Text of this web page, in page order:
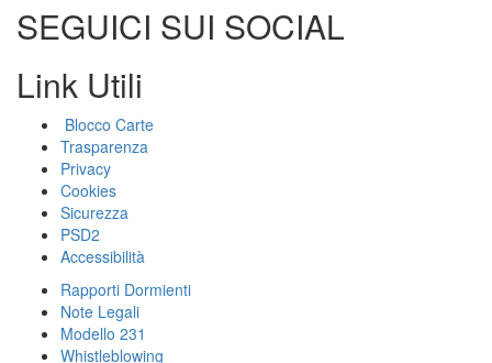
SEGUICI SUI SOCIAL
Link Utili
Blocco Carte
Trasparenza
Privacy
Cookies
Sicurezza
PSD2
Accessibilità
Rapporti Dormienti
Note Legali
Modello 231
Whistleblowing